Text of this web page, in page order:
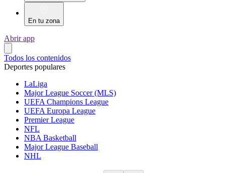
En tu zona
Abrir app
Todos los contenidos
Deportes populares
LaLiga
Major League Soccer (MLS)
UEFA Champions League
UEFA Europa League
Premier League
NFL
NBA Basketball
Major League Baseball
NHL